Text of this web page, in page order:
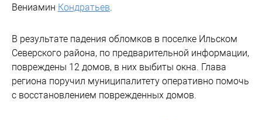
Вениамин Кондратьев
В результате падения обломков в поселке Ильском
Северского района, по предварительной информации,
повреждены 12 домов, в них выбиты окна. Глава
региона поручил муниципалитету оперативно помочь
с восстановлением поврежденных домов.